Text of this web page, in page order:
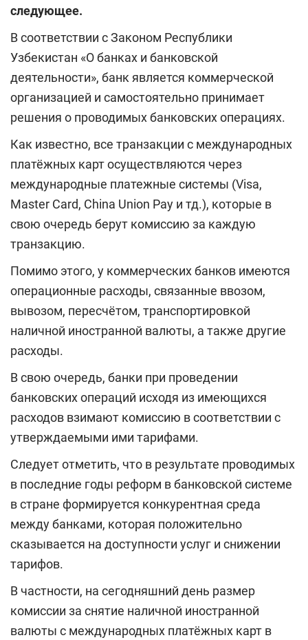
следующее.
В соответствии с Законом Республики
Узбекистан «О банках и банковской
деятельности», банк является коммерческой
организацией и самостоятельно принимает
решения о проводимых банковских операциях.
Как известно, все транзакции с международных
платёжных карт осуществляются через
международные платежные системы (Visa,
Master Card, China Union Pay и тд.), которые в
свою очередь берут комиссию за каждую
транзакцию.
Помимо этого, у коммерческих банков имеются
операционные расходы, связанные ввозом,
вывозом, пересчётом, транспортировкой
наличной иностранной валюты, а также другие
расходы.
В свою очередь, банки при проведении
банковских операций исходя из имеющихся
расходов взимают комиссию в соответствии с
утверждаемыми ими тарифами.
Следует отметить, что в результате проводимых
в последние годы реформ в банковской системе
в стране формируется конкурентная среда
между банками, которая положительно
сказывается на доступности услуг и снижении
тарифов.
В частности, на сегодняшний день размер
комиссии за снятие наличной иностранной
валюты с международных платёжных карт в